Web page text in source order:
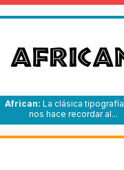
African: La clásica
nos hace recordar al...